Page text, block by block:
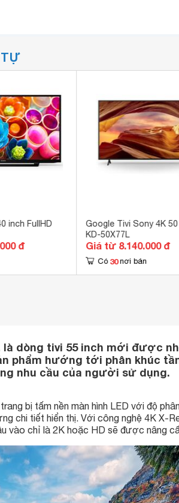
TỰ
inch FullHD
đ
Google Tivi Sony 4K
KD-50X77L
Giá từ 8.140.000 đ
Có 30 nơi bán
là dòng tivi 55 inch mới được
phẩm hướng tới phân khúc
nhu cầu của người sử dụng.
bị tấm nền màn hình LED với độ
chi tiết hiển thị. Với công nghệ 4K X-
vào chỉ là 2K hoặc HD sẽ được nâng